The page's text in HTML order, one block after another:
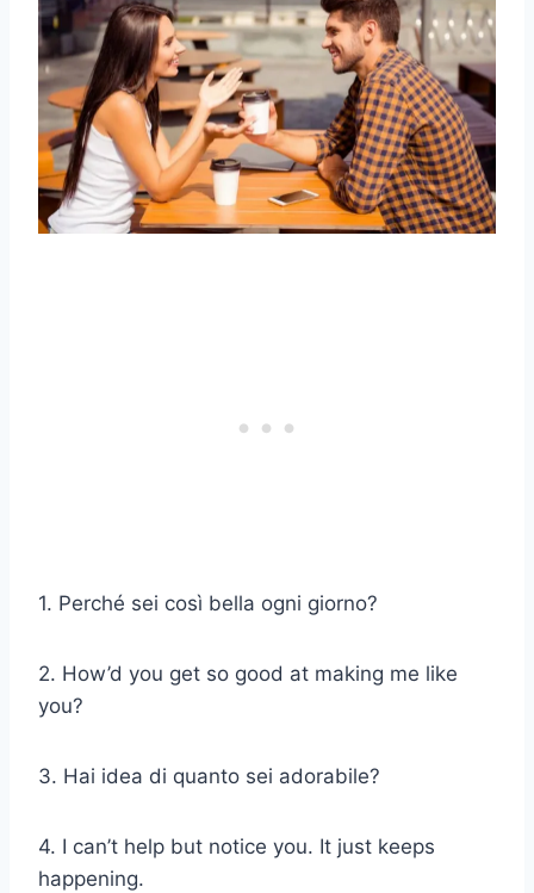
1. Perché sei così bella ogni giorno?
2. How’d you get so good at making me like
you?
3. Hai idea di quanto sei adorabile?
4. I can’t help but notice you. It just keeps
happening.